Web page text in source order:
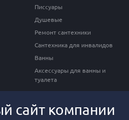
Писсуары
Душевые
Ремонт сантехники
Сантехника для инвалидов
Ванны
Аксессуары для ванны и
туалета
сайт компании